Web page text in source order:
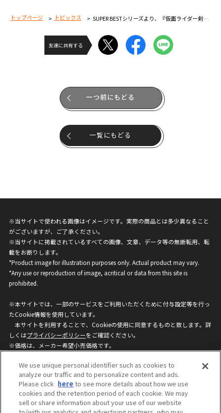
トップページ トピックス SUPER BESTシリーズより、『仮面ライダー剣』『仮面ライダー電王』『仮面ライダーエグゼイド』関連アイテムが登場！
友達に共有する
一つ前にもどる
一覧にもどる
※当サイトで使われる画像はイメージです。実際の商品とは多少異なること
がございますが、ご了承ください。
※当サイトに掲載されているすべての画像、文章、データ等の無断転用、転
載をお断りします。
*Product image for illustration purposes only. Actual product may vary.
*Any use or reproduction of image, acritical or data from this site is
prohibited.
※本サイトでは、一部のサービスをご利用いただくために付与設定等を行っ
たCookie情報を使用しています。
本サイトを利用することで、Cookieの使用に同意するものと致します。詳
しくはプライバシーポリシーをご確認ください。
※価格は、メーカー希望小売価格です。
ざいますのでご了承ください。
privacypolicy
Do Not Sell or Share My
Personal Information
We use unique personal identifier such as cookies to
analyze our traffic and to personalize content and ads.
Please click here to see more details about how we use
cookies and the retention period of each cookie. We may
sell or share information about your use of our website